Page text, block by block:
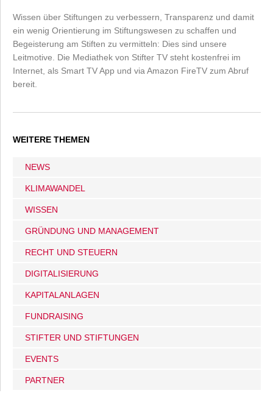
Wissen über Stiftungen zu verbessern, Transparenz und damit
ein wenig Orientierung im Stiftungswesen zu schaffen und
Begeisterung am Stiften zu vermitteln: Dies sind unsere
Leitmotive. Die Mediathek von Stifter TV steht kostenfrei im
Internet, als Smart TV App und via Amazon FireTV zum Abruf
bereit.
WEITERE THEMEN
NEWS
KLIMAWANDEL
WISSEN
GRÜNDUNG UND MANAGEMENT
RECHT UND STEUERN
DIGITALISIERUNG
KAPITALANLAGEN
FUNDRAISING
STIFTER UND STIFTUNGEN
EVENTS
PARTNER